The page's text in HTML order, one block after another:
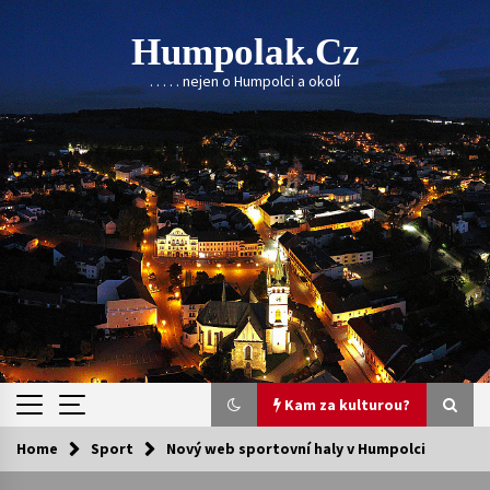
Skip
to
content
Humpolak.cz
. . . . . nejen o Humpolci a okolí
Kam za kulturou?
Kam za kulturou?
Home Sport Nový web sportovní haly v Humpolci